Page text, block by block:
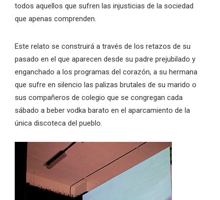
todos aquellos que sufren las injusticias de la sociedad
que apenas comprenden.
Este relato se construirá a través de los retazos de su
pasado en el que aparecen desde su padre prejubilado y
enganchado a los programas del corazón, a su hermana
que sufre en silencio las palizas brutales de su marido o
sus compañeros de colegio que se congregan cada
sábado a beber vodka barato en el aparcamiento de la
única discoteca del pueblo.